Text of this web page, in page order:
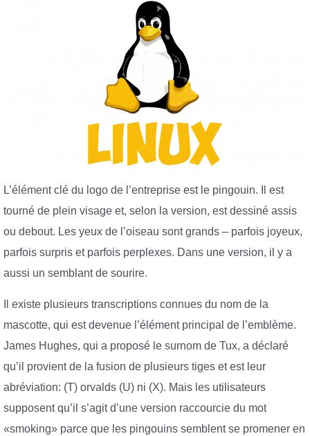
L’élément clé du logo de l’entreprise est le pingouin. Il est
tourné de plein visage et, selon la version, est dessiné assis
ou debout. Les yeux de l’oiseau sont grands – parfois joyeux,
parfois surpris et parfois perplexes. Dans une version, il y a
aussi un semblant de sourire.
Il existe plusieurs transcriptions connues du nom de la
mascotte, qui est devenue l’élément principal de l’emblème.
James Hughes, qui a proposé le surnom de Tux, a déclaré
qu’il provient de la fusion de plusieurs tiges et est leur
abréviation: (T) orvalds (U) ni (X). Mais les utilisateurs
supposent qu’il s’agit d’une version raccourcie du mot
«smoking» parce que les pingouins semblent se promener en